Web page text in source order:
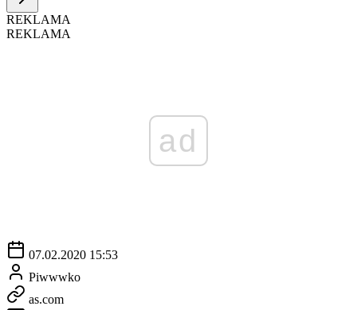
REKLAMA
REKLAMA
ad
07.02.2020 15:53
Piwwwko
as.com